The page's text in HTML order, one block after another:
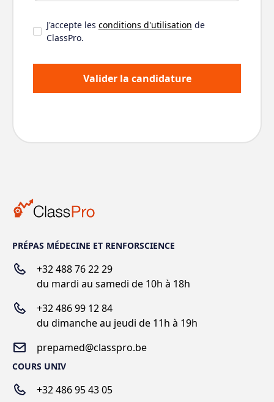
J'accepte les conditions d'utilisation de
ClassPro.
PRÉPAS MÉDECINE ET RENFORSCIENCE
+32 488 76 22 29
du mardi au samedi de 10h à 18h
+32 486 99 12 84
du dimanche au jeudi de 11h à 19h
prepamed@classpro.be
COURS UNIV
+32 486 95 43 05